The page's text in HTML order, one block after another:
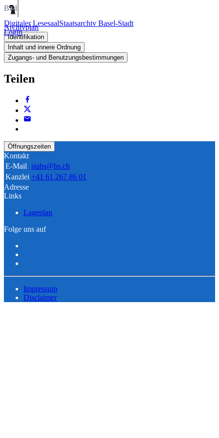
Digitaler LesesaalStaatsarchiv Basel-Stadt
Login
Bild
Archivplan
Identifikation
Inhalt und innere Ordnung
Zugangs- und Benutzungsbestimmungen
Teilen
Öffnungszeiten
Kontakt
E-Mail stabs@bs.ch
Kanzlei +41 61 267 86 01
Adresse
Links
Lageplan
Folge uns auf
Impressum
Disclaimer